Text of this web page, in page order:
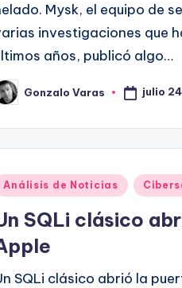
Mysk, el equipo de
investigaciones que
años, publicó algo…
Gonzalo Varas julio
Análisis de Noticias
SQLi clásico
SQLi clásico abrió la